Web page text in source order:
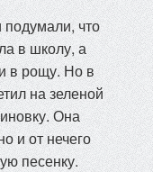
что
в школу, а
в рощу. Но в
на зеленой
Она
и от нечего
песенку.